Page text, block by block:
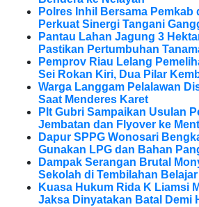
Polres Inhil Bersama Pemkab
Perkuat Sinergi Tangani
Pantau Lahan Jagung 3
Pastikan Pertumbuhan
Pemprov Riau Lelang
Sei Rokan Kiri, Dua Pilar
Warga Langgam Pelalawan
Saat Menderes Karet
Plt Gubri Sampaikan Usulan
Jembatan dan Flyover ke
Dapur SPPG Wonosari
Gunakan LPG dan Bahan
Dampak Serangan Brutal
Sekolah di Tembilahan
Kuasa Hukum Rida K Liamsi
Jaksa Dinyatakan Batal Demi